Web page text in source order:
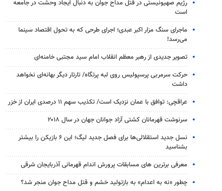
رژیم صهیونیستی در قتل مداح جوان به دنبال ایجاد وحشت در جامعه
است
ماجرای سنگ مزار اکبر عبدی؛ اجرای طرحی که به تحول اقتصاد سینما
می‌رسد!
تصویر جدیدی از رهبر معظم انقلاب امام سید مجتبی خامنه‌ای
حرکت سرمربی پرسپولیس روی لبه پرتگاه/ تارتار دیگر بهانه‌ای نخواهد
داشت
عراقچی: توافق با عمان نزدیک است/ تکذیب سهم ۱۱ درصدی ایران از خزر
سرنوشت قهرمانان کشتی آزاد جوانان جهان در سال ۲۰۱۸
نسل جدید استقلالی‌ها برای فصل جدید لیگ؛ این ۶ بازیکن را بیشتر
بشناسید
معرفی برترین های مسابقات پرورش اندام قهرمانی آذربایجان شرقی
چطور «نه به اعدام» به بازتولید خشم و قتل مداح جوان منجر شد؟